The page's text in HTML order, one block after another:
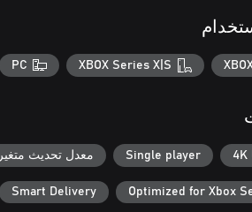
XBOX Series X|S
PC
4K
Single player معدل تحديث متغير
Optimized for Xbox
Smart Delivery